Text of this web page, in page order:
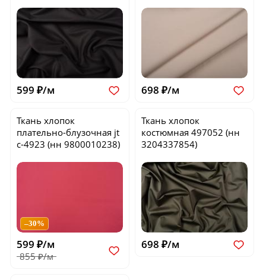
599 ₽/м 698 ₽/м
Ткань хлопок
плательно-блузочная jt
c-4923 (нн 9800010238)
–30%
599 ₽/м
855 ₽/м
Ткань хлопок
костюмная497052 (нн
3204337854)
698 ₽/м